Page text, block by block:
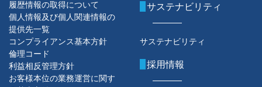
履歴情報の取得について
個人情報及び個人関連情報の
提供先一覧
コンプライアンス基本方針
倫理コード
利益相反管理方針
お客様本位の業務運営に関す
サステナビリティ
サステナビリティ
採用情報